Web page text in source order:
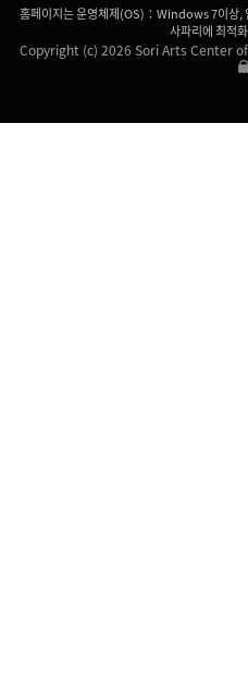
홈페이지는 운영체제(OS)：Windows 7이상,
사파리에 최적
Copyright (c) 2026 Sori Arts Center